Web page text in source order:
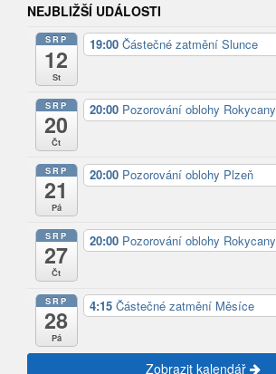
NEJBLIŽŠÍ UDÁLOSTI
SRP
12
St
19:00 Částečné zatmění Slunce
SRP
20
Čt
20:00 Pozorování oblohy Rokycany
SRP
21
Pá
20:00 Pozorování oblohy Plzeň
SRP
27
Čt
20:00 Pozorování oblohy Rokycany
SRP
28
Pá
4:15 Částečné zatmění Měsíce
Zobrazit kalendář